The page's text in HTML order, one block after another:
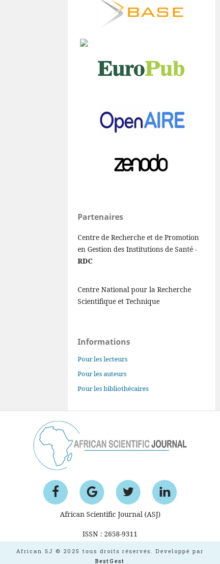
Partenaires
Centre de Recherche et de Promotion
en Gestion des Institutions de Santé -
RDC
Centre National pour la Recherche
Scientifique et Technique
Informations
Pour les lecteurs
Pour les auteurs
Pour les bibliothécaires
African Scientific Journal (ASJ)
ISSN : 2658-9311
African SJ © 2025 tous droits réservés. Developpé par
BestGest